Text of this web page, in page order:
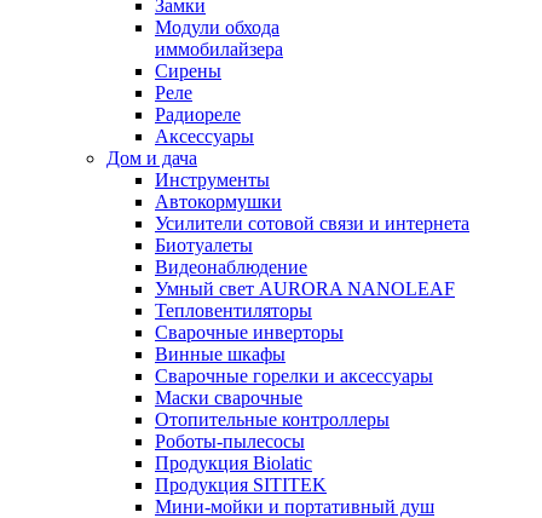
Замки
Модули обхода
иммобилайзера
Сирены
Реле
Радиореле
Аксессуары
Дом и дача
Инструменты
Автокормушки
Усилители сотовой связи и интернета
Биотуалеты
Видеонаблюдение
Умный свет AURORA NANOLEAF
Тепловентиляторы
Сварочные инверторы
Винные шкафы
Сварочные горелки и аксессуары
Маски сварочные
Отопительные контроллеры
Роботы-пылесосы
Продукция Biolatic
Продукция SITITEK
Мини-мойки и портативный душ